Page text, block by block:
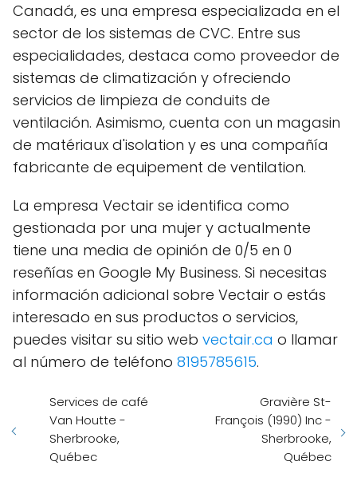
Canadá, es una empresa especializada en el
sector de los sistemas de CVC. Entre sus
especialidades, destaca como proveedor de
sistemas de climatización y ofreciendo
servicios de limpieza de conduits de
ventilación. Asimismo, cuenta con un magasin
de matériaux d'isolation y es una compañía
fabricante de equipement de ventilation.
La empresa Vectair se identifica como
gestionada por una mujer y actualmente
tiene una media de opinión de 0/5 en 0
reseñías en Google My Business. Si necesitas
información adicional sobre Vectair o estás
interesado en sus productos o servicios,
puedes visitar su sitio web vectair.ca o llamar
al número de teléfono 8195785615.
Services de café
Van Houtte -
Sherbrooke,
Québec
Gravière St-
François (1990) Inc -
Sherbrooke,
Québec